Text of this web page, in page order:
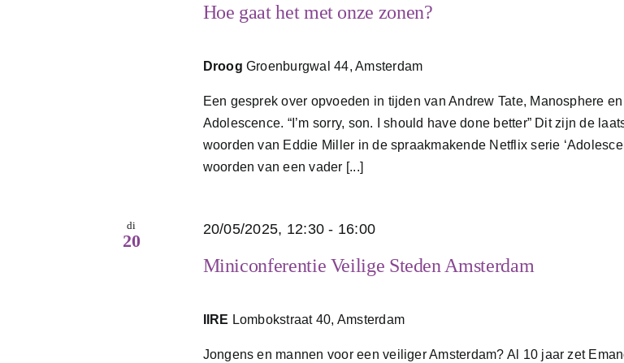
Hoe gaat het met onze zonen?
Droog Groenburgwal 44, Amsterdam
Een gesprek over opvoeden in tijden van Andrew Tate, Manosphere en
Adolescence. “I’m sorry, son. I should have done better” Dit zijn de
woorden van Eddie Miller in de spraakmakende Netflix serie
woorden van een vader [...]
di
20
Miniconferentie Veilige Steden Amsterdam
20/05/2025, 12:30 - 16:00
IIRE Lombokstraat 40, Amsterdam
Jongens en mannen voor een veiliger Amsterdam? Al 10 jaar zet